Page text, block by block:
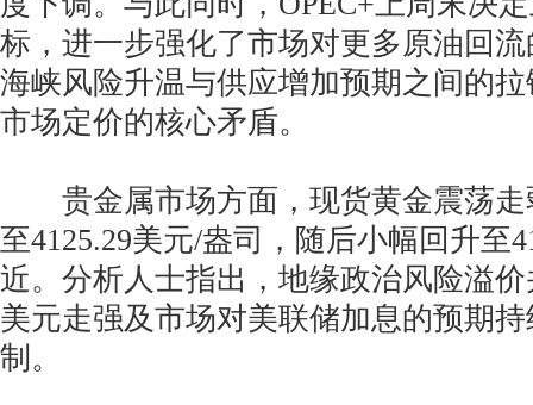
标，进一步强化了市场对更多原油回
海峡风险升温与供应增加预期之间的
市场定价的核心矛盾。
贵金属市场方面，现货黄金震荡走
至4125.29美元/盎司，随后小幅回升至
近。分析人士指出，地缘政治风险溢
美元走强及市场对美联储加息的预期
制。